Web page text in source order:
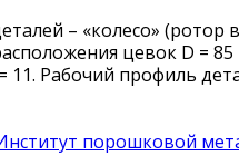
– «колесо»
цевок D =
11. Рабочий профиль
порошковой